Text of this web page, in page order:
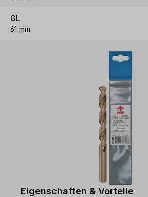
GL
61 mm
Eigenschaften & Vorteile